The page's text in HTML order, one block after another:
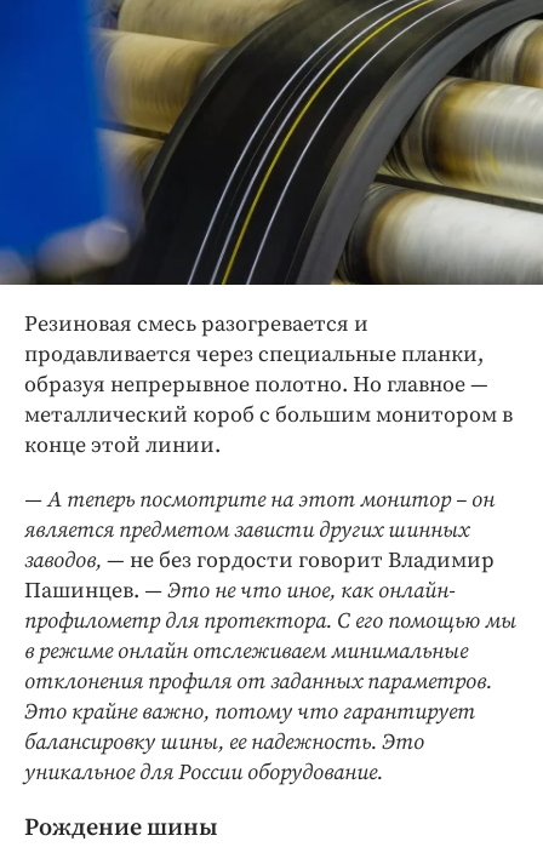
Резиновая смесь разогревается и
продавливается через специальные планки,
образуя непрерывное полотно. Но главное —
металлический короб с большим монитором в
конце этой линии.
— А теперь посмотрите на этот монитор – он
является предметом зависти других шинных
заводов, — не без гордости говорит Владимир
Пашинцев. — Это не что иное, как онлайн-
профилометр для протектора. С его помощью мы
в режиме онлайн отслеживаем минимальные
отклонения профиля от заданных параметров.
Это крайне важно, потому что гарантирует
балансировку шины, ее надежность. Это
уникальное для России оборудование.
Рождение шины